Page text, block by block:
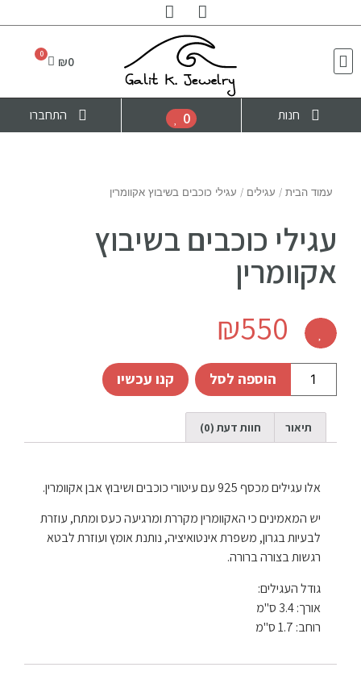
₪0
חנות 0 התחברו
עמוד הבית / עגילים / עגילי כוכבים בשיבוץ אקוומרין
עגילי כוכבים בשיבוץ
אקוומרין
₪550
הוספה לסל קנו עכשיו
תיאור חוות דעת (0)
אלו עגילים מכסף 925 עם עיטורי כוכבים ושיבוץ אבן אקוומרין.
יש המאמינים כי האקוומרין מקררת ומרגיעה כעס ומתח, עוזרת
לבעיות בגרון, משפרת אינטואיציה, נותנת אומץ ועוזרת לבטא
רגשות בצורה ברורה.
גודל העגילים:
אורך: 3.4 ס"מ
רוחב: 1.7 ס"מ